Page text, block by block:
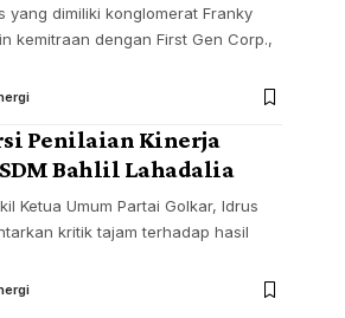
yang dimiliki konglomerat Franky
kemitraan dengan First Gen Corp.,
Penilaian Kinerja
Bahlil Lahadalia
Ketua Umum Partai Golkar, Idrus
kritik tajam terhadap hasil